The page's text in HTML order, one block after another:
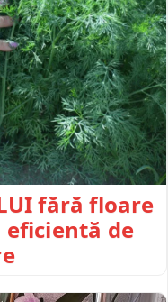
fără floare
eficientă de